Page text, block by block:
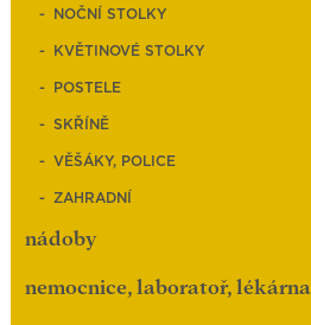
NOČNÍ STOLKY
KVĚTINOVÉ STOLKY
POSTELE
SKŘÍNĚ
VĚŠÁKY, POLICE
ZAHRADNÍ
nádoby
nemocnice, laboratoř, lékárna